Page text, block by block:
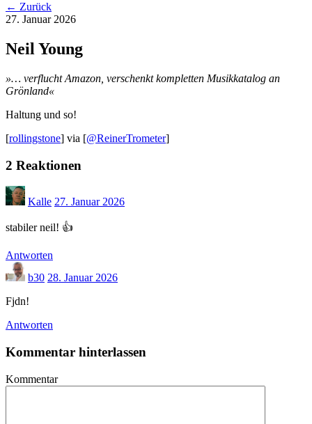
← Zurück
27. Januar 2026
Neil Young
»… verflucht Amazon, verschenkt kompletten Musikkatalog an
Grönland«
Haltung und so!
[rollingstone] via [@ReinerTrometer]
2 Reaktionen
Kalle 27. Januar 2026
stabiler neil! 👍
Antworten
b30 28. Januar 2026
Fjdn!
Antworten
Kommentar hinterlassen
Kommentar